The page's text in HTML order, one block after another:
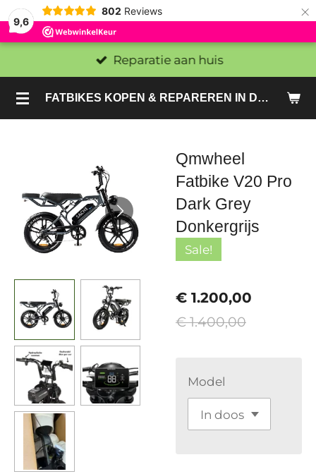
9,6
802 Reviews ×
FATBIKES KOPEN & REPAREREN IN DEN HAAG EN ZOETERMEER - SACHE BIKES
Reparatie aan huis
Qmwheel
Fatbike V20 Pro
Dark Grey
Donkergrijs
Sale!
€ 1.200,00
€ 1.400,00
Model